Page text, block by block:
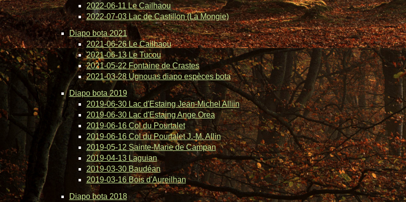
2022-06-11 Le Cailhaou
2022-07-03 Lac de Castillon (La Mongie)
Diapo bota 2021
2021-06-26 Le Cailhaou
2021-06-13 Le Tucou
2021-05-22 Fontaine de Crastes
2021-03-28 Ugnouas diapo espèces bota
Diapo bota 2019
2019-06-30 Lac d'Estaing Jean-Michel Alliin
2019-06-30 Lac d'Estaing Ange Orea
2019-06-16 Col du Pourtalet
2019-06-16 Col du Pourtalet J.-M. Allin
2019-05-12 Sainte-Marie de Campan
2019-04-13 Laguian
2019-03-30 Baudéan
2019-03-16 Bois d'Aureilhan
Diapo bota 2018